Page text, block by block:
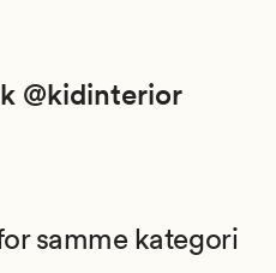
@kidinterior
samme kategori